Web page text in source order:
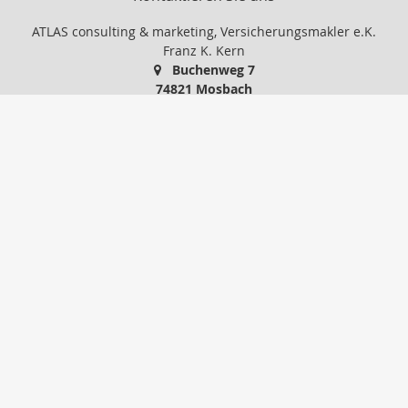
ATLAS consulting & marketing, Versicherungsmakler e.K.
Franz K. Kern
Buchenweg 7
74821 Mosbach